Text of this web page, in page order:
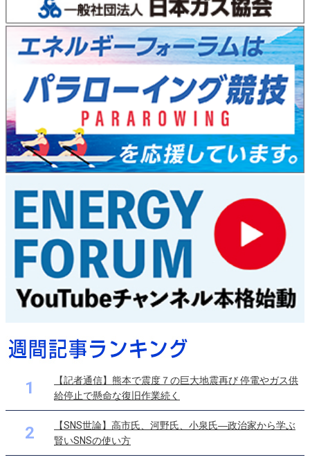
1
【記者通信】熊本で震度７の巨大地震再び 停電やガス供
給停止で懸命な復旧作業続く
2
【SNS世論】高市氏、河野氏、小泉氏―政治家から学ぶ
賢いSNSの使い方